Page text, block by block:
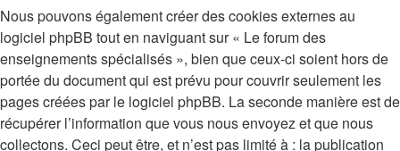
Nous pouvons également créer des cookies externes au
logiciel phpBB tout en naviguant sur « Le forum des
enseignements spécialisés », bien que ceux-ci soient hors de
portée du document qui est prévu pour couvrir seulement les
pages créées par le logiciel phpBB. La seconde manière est de
récupérer l’information que vous nous envoyez et que nous
collectons. Ceci peut être, et n’est pas limité à : la publication